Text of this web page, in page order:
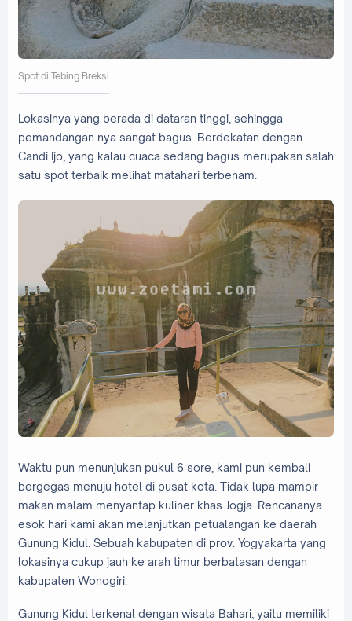
Spot di Tebing Breksi
Lokasinya yang berada di dataran tinggi, sehingga
pemandangan nya sangat bagus. Berdekatan dengan
Candi Ijo, yang kalau cuaca sedang bagus merupakan salah
satu spot terbaik melihat matahari terbenam.
Waktu pun menunjukan pukul 6 sore, kami pun kembali
bergegas menuju hotel di pusat kota. Tidak lupa mampir
makan malam menyantap kuliner khas Jogja. Rencananya
esok hari kami akan melanjutkan petualangan ke daerah
Gunung Kidul. Sebuah kabupaten di prov. Yogyakarta yang
lokasinya cukup jauh ke arah timur berbatasan dengan
kabupaten Wonogiri.
Gunung Kidul terkenal dengan wisata Bahari, yaitu memiliki